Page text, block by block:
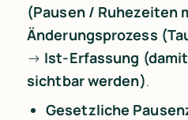
(Pausen / Ruhezeiten
Änderungsprozess
→ Ist-Erfassung
sichtbar werden).
Gesetzliche